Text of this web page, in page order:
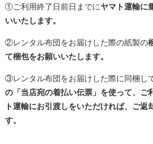
①ご利用終了日前日までにヤマト運輸に
いいたします。
②レンタル布団をお届けした際の紙製の
て梱包をお願いいたします。
③レンタル布団をお届けした際に同梱し
の「当店宛の着払い伝票」を使って、ご
ト運輸にお引渡しをいただければ、ご返
す。